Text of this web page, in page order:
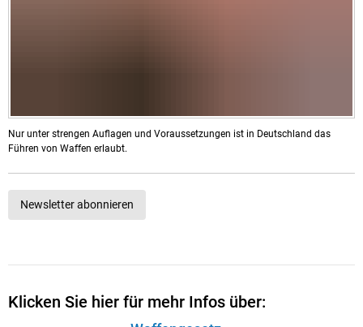
Nur unter strengen Auflagen und Voraussetzungen ist in Deutschland das
Führen von Waffen erlaubt.
Newsletter abonnieren
Klicken Sie hier für mehr Infos über: